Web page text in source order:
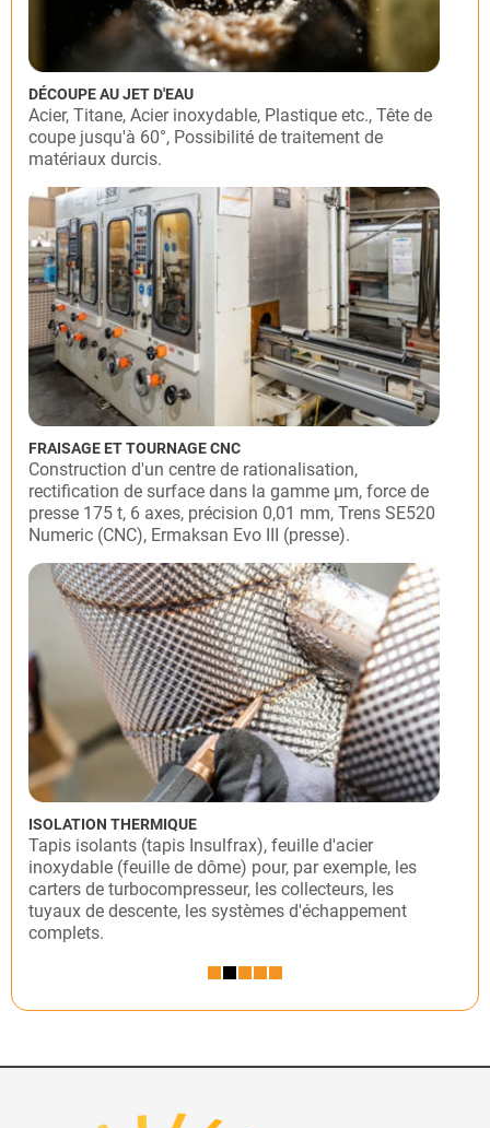
DÉCOUPE AU JET D'EAU
Acier, Titane, Acier inoxydable, Plastique etc., Tête de
coupe jusqu'à 60°, Possibilité de traitement de
matériaux durcis.
FRAISAGE ET TOURNAGE CNC
Construction d'un centre de rationalisation,
rectification de surface dans la gamme µm, force de
presse 175 t, 6 axes, précision 0,01 mm, Trens SE520
Numeric (CNC), Ermaksan Evo III (presse).
ISOLATION THERMIQUE
Tapis isolants (tapis Insulfrax), feuille d'acier
inoxydable (feuille de dôme) pour, par exemple, les
carters de turbocompresseur, les collecteurs, les
tuyaux de descente, les systèmes d'échappement
complets.